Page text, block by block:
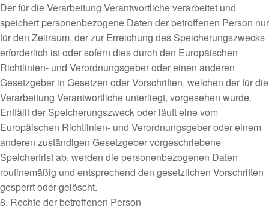
Der für die Verarbeitung Verantwortliche verarbeitet und
speichert personenbezogene Daten der betroffenen Person nur
für den Zeitraum, der zur Erreichung des Speicherungszwecks
erforderlich ist oder sofern dies durch den Europäischen
Richtlinien- und Verordnungsgeber oder einen anderen
Gesetzgeber in Gesetzen oder Vorschriften, welchen der für die
Verarbeitung Verantwortliche unterliegt, vorgesehen wurde.
Entfällt der Speicherungszweck oder läuft eine vom
Europäischen Richtlinien- und Verordnungsgeber oder einem
anderen zuständigen Gesetzgeber vorgeschriebene
Speicherfrist ab, werden die personenbezogenen Daten
routinemäßig und entsprechend den gesetzlichen Vorschriften
gesperrt oder gelöscht.
8. Rechte der betroffenen Person